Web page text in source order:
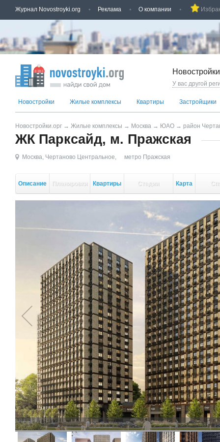
Журнал Novostroyki.org Реклама О компании
У вас другой
Новостройки Жилые комплексы Квартиры Застройщики
Новостройки.орг → Жилые комплексы → Москва → ЮАО → район
ЖК Парксайд, м. Пражская
Москва, Чертаново Центральное, метро Пражская
Описание Планировки Квартиры Стадии Карта